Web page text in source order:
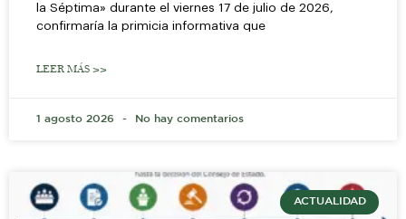
la Séptima» durante el viernes 17 de julio de 2026,
confirmaría la primicia informativa que
LEER MÁS >>
1 agosto 2026 No hay comentarios
ACTUALIDAD